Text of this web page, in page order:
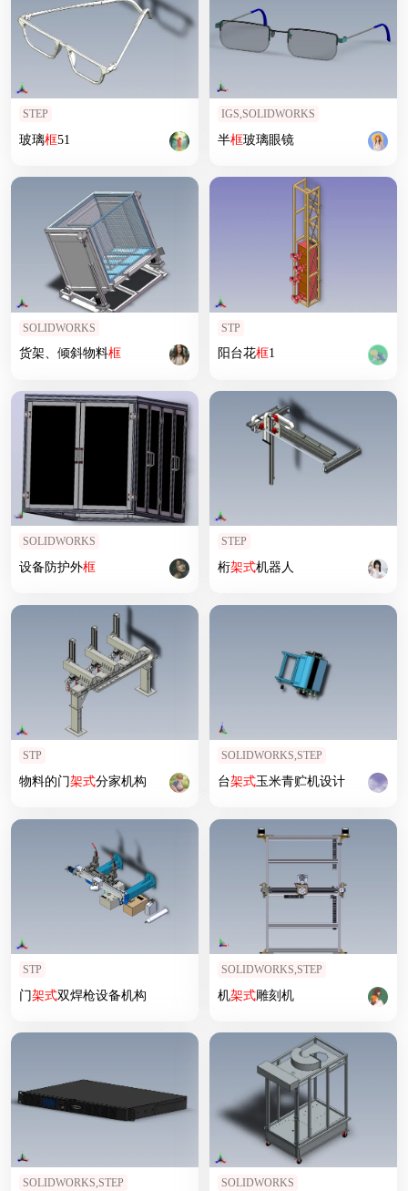
STEP
玻璃框51
IGS,SOLIDWORKS
半框玻璃眼镜
SOLIDWORKS
货架、倾斜物料框
STP
阳台花框1
SOLIDWORKS
设备防护外框
STEP
桁架式机器人
STP
物料的门架式分家机构
SOLIDWORKS,STEP
台架式玉米青贮机设计
STP
门架式双焊枪设备机构
SOLIDWORKS,STEP
机架式雕刻机
SOLIDWORKS,STEP SOLIDWORKS